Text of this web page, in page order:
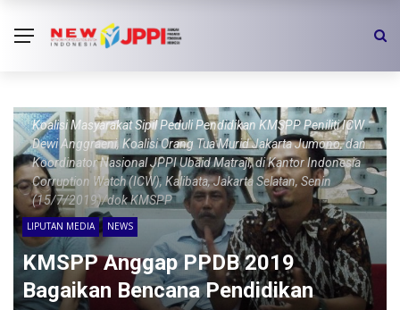
Koalisi Masyarakat Sipil Peduli Pendidikan KMSPP Peniliti ICW
Dewi Anggraeni, Koalisi Orang Tua Murid Jakarta Jumono, dan
Koordinator Nasional JPPI Ubaid Matraji, di Kantor Indonesia
Corruption Watch (ICW), Kalibata, Jakarta Selatan, Senin
(15/7/2019)/dok KMSPP
LIPUTAN MEDIA NEWS
KMSPP Anggap PPDB 2019
Bagaikan Bencana Pendidikan